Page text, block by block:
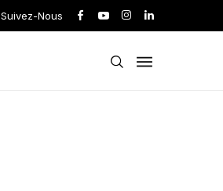
Suivez-Nous